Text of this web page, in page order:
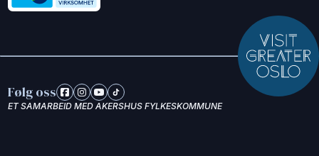
Følg oss
ET SAMARBEID MED AKERSHUS FYLKESKOMMUNE